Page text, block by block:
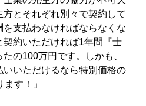
とそれぞれ別々で契約して
を支払わなければならなくな
契約いただければ1年間『士
の100万円です。しかも、
いいただけるなら特別価格の
す！」